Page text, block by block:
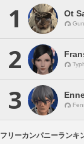
1 Ot
2
3
フリーカンパニーランキ